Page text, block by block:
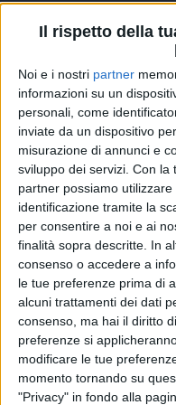
Il rispetto della
Noi e i nostri partner
informazioni su un
personali, come
inviate da un dispositivo
misurazione di annunci e
sviluppo dei servizi. Con la
partner possiamo
identificazione tramite la
per consentire a noi e ai
finalità sopra descritte. In
consenso o accedere a
le tue preferenze prima di
alcuni trattamenti dei dati
consenso, ma hai il diritto
preferenze si
modificare le tue
momento tornando su
"Privacy" in fondo alla
News correlate
ALTRE
LDA & Aka 7even:
nuovo singolo tra
spiaggia e cieli